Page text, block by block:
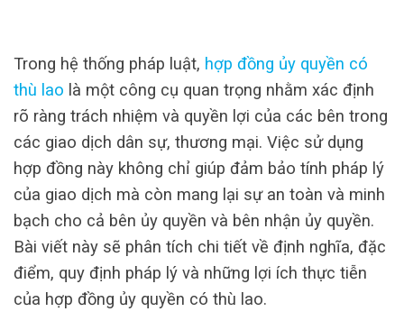
Trong hệ thống pháp luật, hợp đồng ủy quyền có
thù lao là một công cụ quan trọng nhằm xác định
rõ ràng trách nhiệm và quyền lợi của các bên trong
các giao dịch dân sự, thương mại. Việc sử dụng
hợp đồng này không chỉ giúp đảm bảo tính pháp lý
của giao dịch mà còn mang lại sự an toàn và minh
bạch cho cả bên ủy quyền và bên nhận ủy quyền.
Bài viết này sẽ phân tích chi tiết về định nghĩa, đặc
điểm, quy định pháp lý và những lợi ích thực tiễn
của hợp đồng ủy quyền có thù lao.